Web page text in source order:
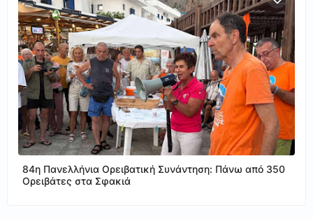
84η Πανελλήνια Ορειβατική Συνάντηση: Πάνω από 350
Ορειβάτες στα Σφακιά